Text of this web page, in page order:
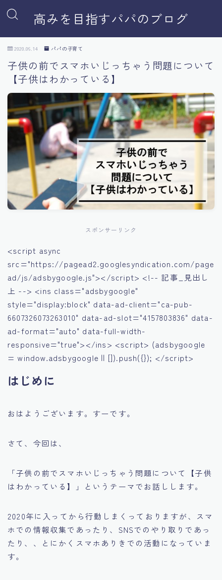
高みを目指すパパのブログ
2020.06.14 パパの子育て
子供の前でスマホいじっちゃう問題について
【子供はわかっている】
スポンサーリンク
<script async
src="https://pagead2.googlesyndication.com/page
ad/js/adsbygoogle.js"></script> <!-- 記事_見出し
上 --> <ins class="adsbygoogle"
style="display:block" data-ad-client="ca-pub-
6607326073263010" data-ad-slot="4157803836" data-
ad-format="auto" data-full-width-
responsive="true"></ins> <script> (adsbygoogle
= window.adsbygoogle || []).push({}); </script>
はじめに
おはようございます。すーです。
さて、今回は、
「子供の前でスマホいじっちゃう問題について【子供
はわかっている】」というテーマでお話しします。
2020年に入ってから行動しまくっておりますが、スマ
ホでの情報収集であったり、SNSでのやり取りであっ
たり、、とにかくスマホありきでの活動になっていま
す。